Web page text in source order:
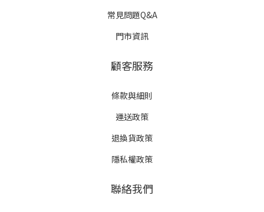
常見問題Q&A
門市資訊
顧客服務
條款與細則
運送政策
退換貨政策
隱私權政策
聯絡我們